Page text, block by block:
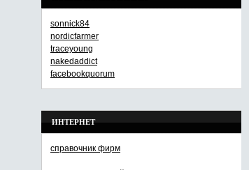
sonnick84
nordicfarmer
traceyoung
nakedaddict
facebookquorum
ИНТЕРНЕТ
справочник фирм